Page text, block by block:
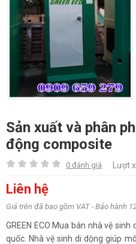
Sản xuất và phân
động composite
0 đánh giá Lượt
Liên hệ
Giá trên đã bao gồm VAT - Bảo hành
GREEN ECO Mua bán nhà vệ
quốc. Nhà vệ sinh di dộng giúp